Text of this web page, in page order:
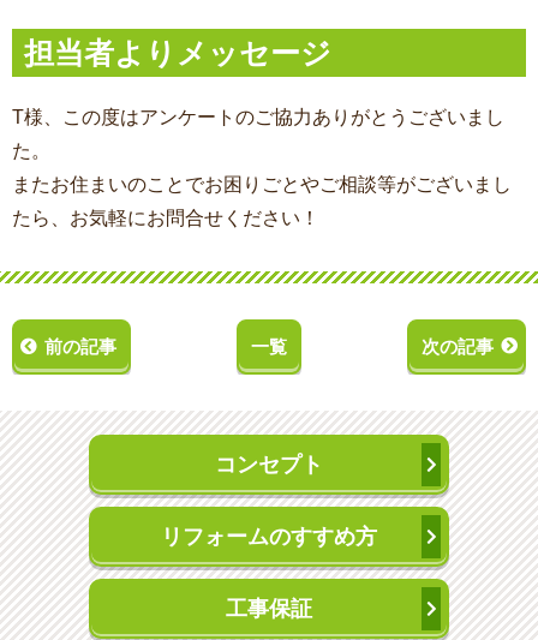
担当者よりメッセージ
T様、この度はアンケートのご協力ありがとうございまし
た。
またお住まいのことでお困りごとやご相談等がございまし
たら、お気軽にお問合せください！
前の記事 一覧 次の記事
コンセプト
リフォームのすすめ方
工事保証